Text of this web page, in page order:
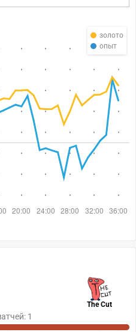
золото
опыт
The Cut
1